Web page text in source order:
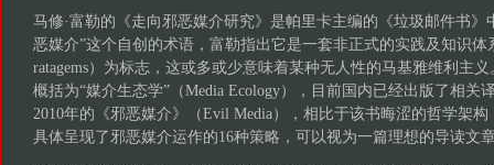
马修·富勒的《走向邪恶媒介研究》是帕里卡主编的《垃圾邮件书》
恶媒介”这个自创的术语，富勒指出它是一套非正式的实践及知识体
ratagems）为标志，这或多或少意味着某种无人性的马基雅维利主
概括为“媒介生态学”（Media Ecology），目前国内已经出版了相关
2010年的《邪恶媒介》（Evil Media），相比于该书晦涩的哲学架
具体呈现了邪恶媒介运作的16种策略，可以视为一篇理想的导读文